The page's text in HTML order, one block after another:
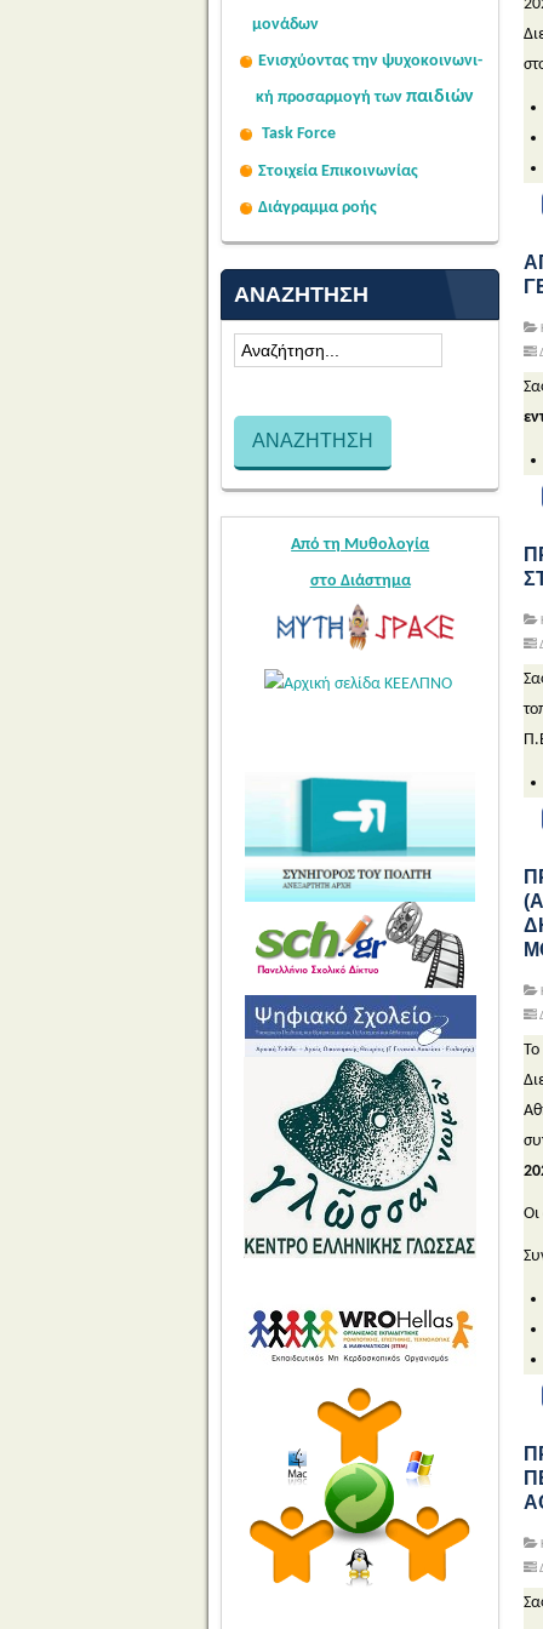
μονάδων
Ενισχύοντας την ψυχοκοινωνι-
κή προσαρμογή των παιδιών
Task Force
Στοιχεία Επικοινωνίας
Διάγραμμα ροής
ΑΝΑΖΉΤΗΣΗ
Από τη Μυθολογία
στο Διάστημα
Οι